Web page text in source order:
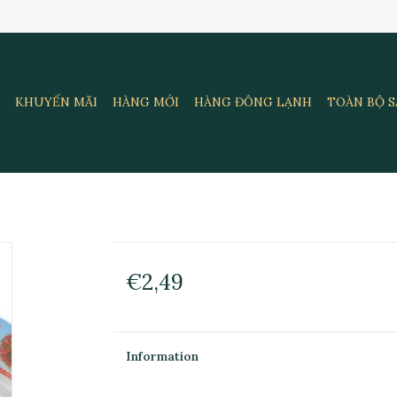
KHUYẾN MÃI HÀNG MỚI HÀNG ĐÔNG LẠNH TOÀN BỘ
€2,49
Information